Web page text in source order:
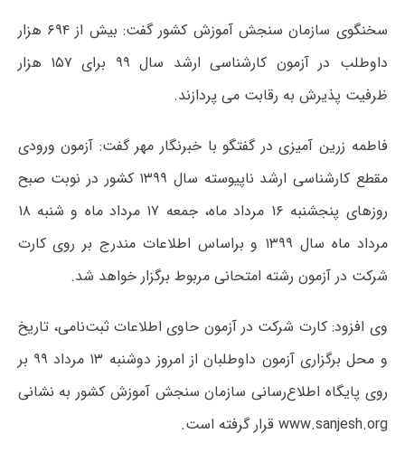
سخنگوی سازمان سنجش آموزش کشور گفت: بیش از ۶۹۴ هزار
داوطلب در آزمون کارشناسی ارشد سال ۹۹ برای ۱۵۷ هزار
ظرفیت پذیرش به رقابت می پردازند.
فاطمه زرین آمیزی در گفتگو با خبرنگار مهر گفت: آزمون ورودی
مقطع کارشناسی ارشد ناپیوسته سال ۱۳۹۹ کشور در نوبت صبح
روزهای پنجشنبه ۱۶ مرداد ماه، جمعه ۱۷ مرداد ماه و شنبه ۱۸
مرداد ماه سال ۱۳۹۹ و براساس اطلاعات مندرج بر روی کارت
شرکت در آزمون رشته امتحانی مربوط برگزار خواهد شد.
وی افزود: کارت شرکت در آزمون حاوی اطلاعات ثبت‌نامی، تاریخ
و محل برگزاری آزمون داوطلبان از امروز دوشنبه ۱۳ مرداد ۹۹ بر
روی پایگاه اطلاع‌رسانی سازمان سنجش آموزش کشور به نشانی
www.sanjesh.org قرار گرفته است.